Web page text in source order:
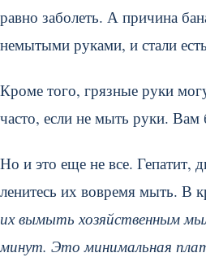
равно заболеть. А причина
немытыми руками, и стали
Кроме того, грязные руки
часто, если не мыть руки. Вам
Но и это еще не все. Гепатит,
ленитесь их вовремя мыть. В
их вымыть хозяйственным
минут. Это минимальная